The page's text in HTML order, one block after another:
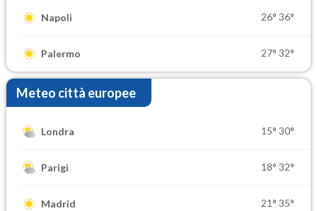
Napoli 26° 36°
Palermo 27° 32°
Meteo città europee
Londra 15° 30°
Parigi 18° 32°
Madrid 21° 35°